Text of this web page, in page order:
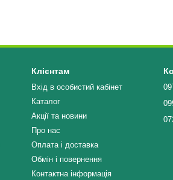
Клієнтам
Вхід в особистий кабінет
Каталог
Акції та новини
Про нас
Оплата і доставка
Обмін і повернення
Контактна інформація